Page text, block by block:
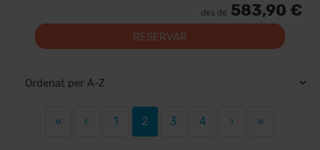
des de 583,90 €
RESERVAR
« ‹ 1 2 3 4 › »